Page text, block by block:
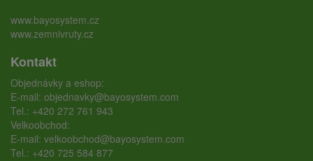
www.bayosystem.cz
www.zemnivruty.cz
Kontakt
Objednávky a eshop:
E-mail: objednavky@bayosystem.com
Tel.: +420 272 761 943
Velkoobchod:
E-mail: velkoobchod@bayosystem.com
Tel.: +420 725 584 877